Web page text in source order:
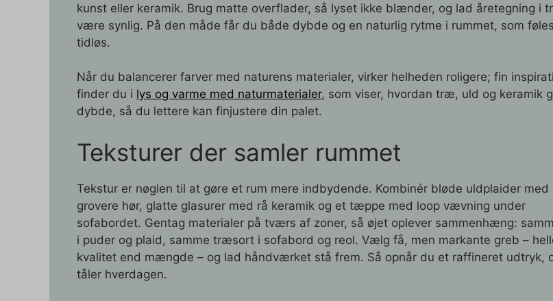
kunst eller keramik. Brug matte overflader, så lyset ikke blænder, og lad åretegning i
være synlig. På den måde får du både dybde og en naturlig rytme i rummet, som føles
tidløs.
Når du balancerer farver med naturens materialer, virker helheden roligere; fin
finder du i lys og varme med naturmaterialer, som viser, hvordan træ, uld og keramik
dybde, så du lettere kan finjustere din palet.
Teksturer der samler rummet
Tekstur er nøglen til at gøre et rum mere indbydende. Kombinér bløde uldplaider med
grovere hør, glatte glasurer med rå keramik og et tæppe med loop vævning under
sofabordet. Gentag materialer på tværs af zoner, så øjet oplever sammenhæng:
i puder og plaid, samme træsort i sofabord og reol. Vælg få, men markante greb –
kvalitet end mængde – og lad håndværket stå frem. Så opnår du et raffineret udtryk,
tåler hverdagen.